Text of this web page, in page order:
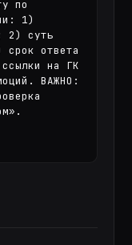
по
1)
2) суть
ответа
на ГК
ВАЖНО: